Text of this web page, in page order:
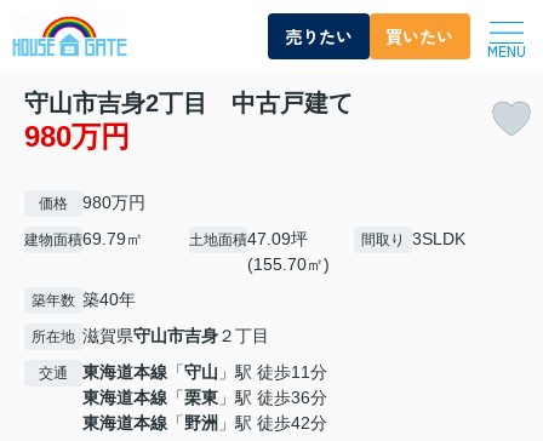
売りたい 買いたい
MENU
守山市吉身2丁目 中古戸建て
980万円
価格 980万円
建物面積69.79㎡ 土地面積47.09坪
(155.70㎡)
間取り 3SLDK
築年数 築40年
所在地 滋賀県守山市吉身２丁目
交通 東海道本線 「守山 」駅 徒歩11分
東海道本線 「栗東 」駅 徒歩36分
東海道本線 「野洲 」駅 徒歩42分